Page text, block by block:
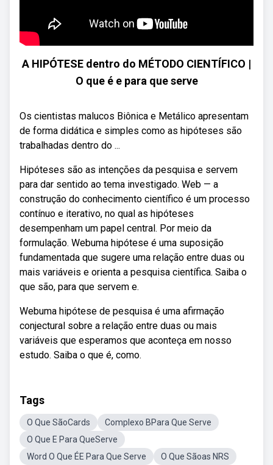
A HIPÓTESE dentro do MÉTODO CIENTÍFICO |
O que é e para que serve
Os cientistas malucos Biônica e Metálico apresentam
de forma didática e simples como as hipóteses são
trabalhadas dentro do ...
Hipóteses são as intenções da pesquisa e servem
para dar sentido ao tema investigado. Web — a
construção do conhecimento científico é um processo
contínuo e iterativo, no qual as hipóteses
desempenham um papel central. Por meio da
formulação. Webuma hipótese é uma suposição
fundamentada que sugere uma relação entre duas ou
mais variáveis e orienta a pesquisa científica. Saiba o
que são, para que servem e.
Webuma hipótese de pesquisa é uma afirmação
conjectural sobre a relação entre duas ou mais
variáveis que esperamos que aconteça em nosso
estudo. Saiba o que é, como.
Tags
O Que SãoCards
Complexo BPara Que Serve
O Que E Para QueServe
Word O Que ÉE Para Que Serve
O Que Sãoas NRS